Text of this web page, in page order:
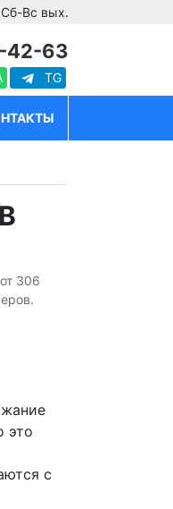
Вс вых.
42-63
TG
306
это
с